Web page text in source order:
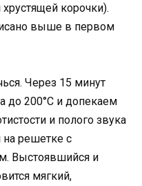
корочки).
выше в первом
Через 15 минут
до 200°C и допекаем
и полого звука
на решетке с
Выстоявшийся и
мягкий,